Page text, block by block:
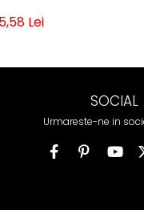
Lei
SOCIAL
Urmareste-ne in